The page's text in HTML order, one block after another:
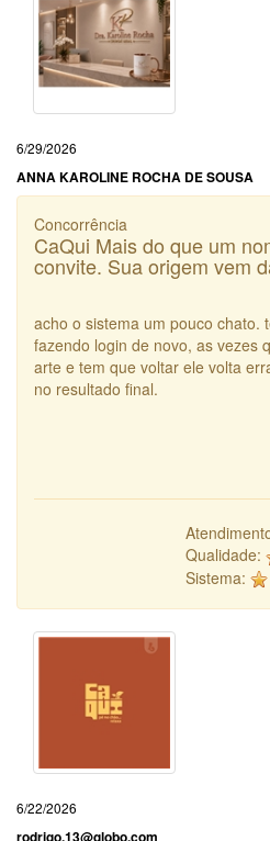
6/29/2026
ANNA KAROLINE ROCHA DE SOUSA
Concorrência
CaQui Mais do que um
convite. Sua origem vem
acho o sistema um pouco chato.
fazendo login de novo, as vezes
arte e tem que voltar ele volta
no resultado final.
Qualidade:
Sistema:
6/22/2026
rodrigo.13@globo.com